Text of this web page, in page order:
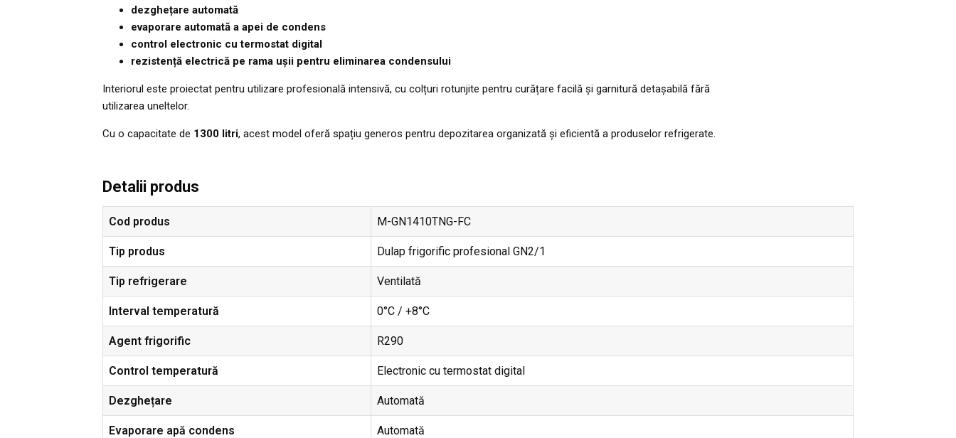
dezghețare automată
evaporare automată a apei de condens
control electronic cu termostat digital
rezistență electrică pe rama ușii pentru eliminarea condensului
Interiorul este proiectat pentru utilizare profesională intensivă, cu colțuri rotunjite pentru curățare facilă și garnitură detașabilă fără
utilizarea uneltelor.
Cu o capacitate de 1300 litri, acest model oferă spațiu generos pentru depozitarea organizată și eficientă a produselor refrigerate.
Detalii produs
Cod produs M-GN1410TNG-FC
Tip produs Dulap frigorific profesional GN2/1
Tip refrigerare Ventilată
Interval temperatură 0°C / +8°C
Agent frigorific R290
Control temperatură Electronic cu termostat digital
Dezghețare Automată
Evaporare apă condens Automată